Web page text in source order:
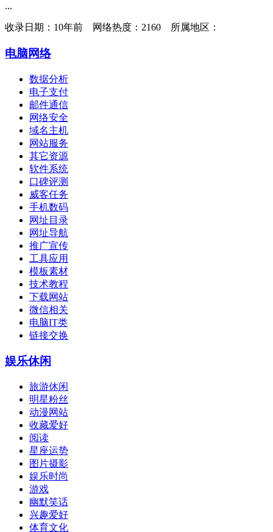
...
收录日期： 10年前 网络热度：2160 所属地区：
电脑网络
数据分析
电子支付
邮件通信
网络安全
域名主机
网站服务
其它资源
软件系统
口碑评测
威客任务
手机数码
网址目录
网址导航
推广宣传
工具应用
模板素材
技术教程
下载网站
微信相关
电脑IT类
链接交换
娱乐休闲
旅游休闲
明星粉丝
动漫网站
收藏爱好
阅读
星座运势
图片摄影
娱乐时尚
游戏
幽默笑话
兴趣爱好
体育文化